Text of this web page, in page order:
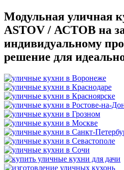
Модульная уличная
ASTOV / АСТОВ на
индивидуальному
решение для